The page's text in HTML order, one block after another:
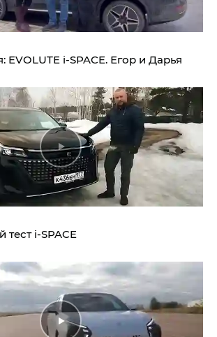
EVOLUTE i‑SPACE. Егор и Дарья
тест i‑SPACE